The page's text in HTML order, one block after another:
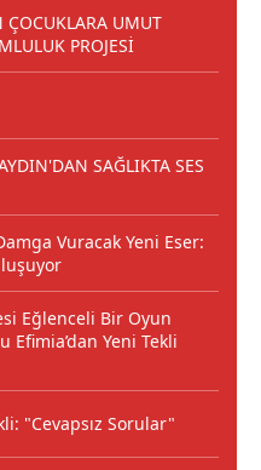
ÇOCUKLARA UMUT
PROJESİ
SAĞLIKTA SES
Vuracak Yeni Eser:
Eğlenceli Bir Oyun
Efimia’dan Yeni Tekli
"Cevapsız Sorular"